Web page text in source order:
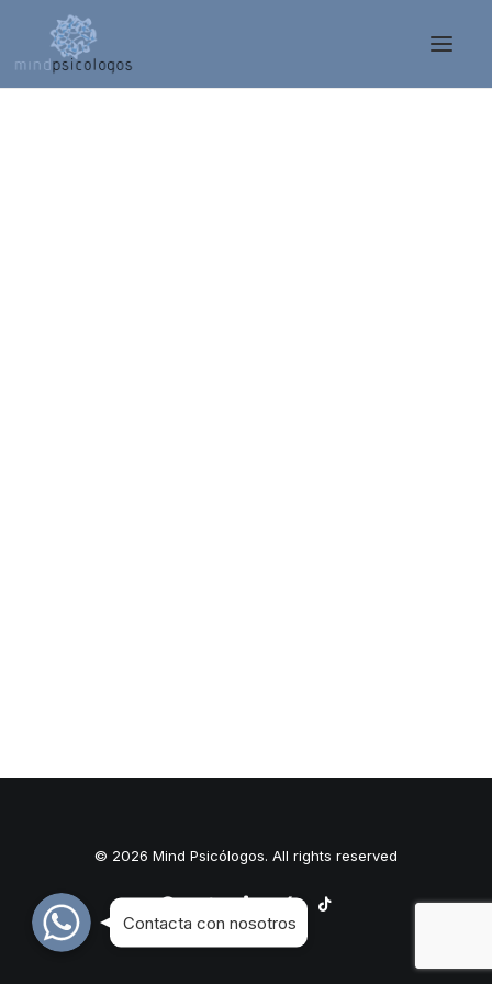
© 2026 Mind Psicólogos. All rights reserved
WhatsApp
WhatsApp
WhatsApp
Contacta con nosotros